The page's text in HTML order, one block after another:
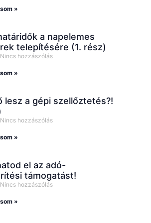
»
a napelemes
telepítésére (1. rész)
Nincs hozzászólás
»
lesz a gépi szellőztetés?!
Nincs hozzászólás
»
el az adó-
támogatást!
Nincs hozzászólás
»